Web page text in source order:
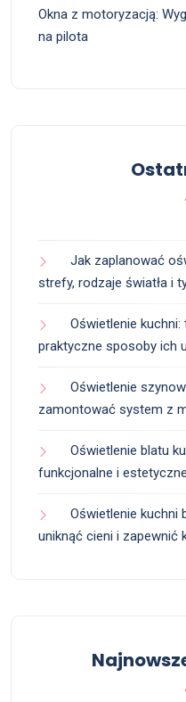
Okna z motoryzacją:
na pilota
Jak zaplanować
strefy, rodzaje światła i
Oświetlenie kuchni:
praktyczne sposoby ich
Oświetlenie
zamontować system z
Oświetlenie blatu
funkcjonalne i
Oświetlenie kuchni
uniknąć cieni i zapewnić